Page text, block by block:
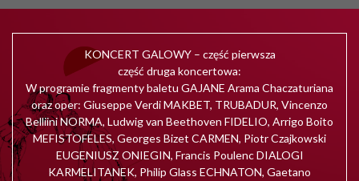
KONCERT GALOWY – część pierwsza
część druga koncertowa:
W programie fragmenty baletu GAJANE Arama Chaczaturiana
oraz oper: Giuseppe Verdi MAKBET, TRUBADUR, Vincenzo
Belliini NORMA, Ludwig van Beethoven FIDELIO, Arrigo Boito
MEFISTOFELES, Georges Bizet CARMEN, Piotr Czajkowski
EUGENIUSZ ONIEGIN, Francis Poulenc DIALOGI
KARMELITANEK, Philip Glass ECHNATON, Gaetano